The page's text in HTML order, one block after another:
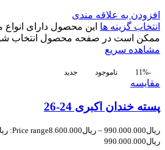
افزودن به علاقه مندی
انتخاب گزینه ها این محصول دارای
ممکن است در صفحه محصول انتخاب
مشاهده سریع
-11% ناموجود جدید
مقایسه
پسته خندان اکبری 24-26
ریال990.000.000
– ریال8.600.000
ریال990.000.000